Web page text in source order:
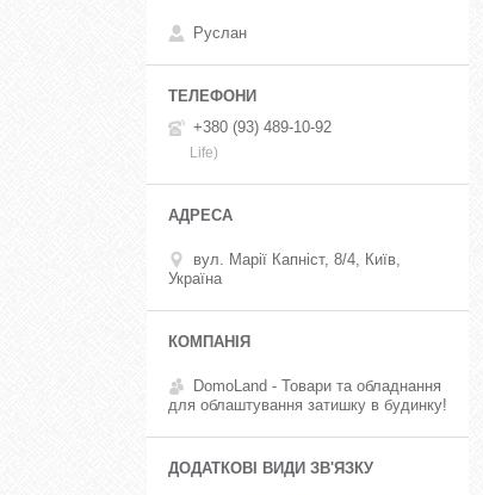
Руслан
+380 (93) 489-10-92
Life)
вул. Марії Капніст, 8/4, Київ,
Україна
DomoLand - Товари та обладнання
для облаштування затишку в будинку!